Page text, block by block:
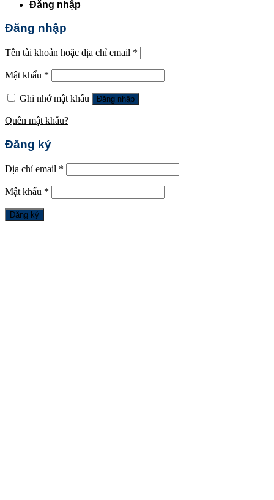
Đăng nhập
Đăng nhập
Tên tài khoản hoặc địa chỉ email *
Mật khẩu *
Ghi nhớ mật khẩu Đăng nhập
Quên mật khẩu?
Đăng ký
Địa chỉ email *
Mật khẩu *
Đăng ký